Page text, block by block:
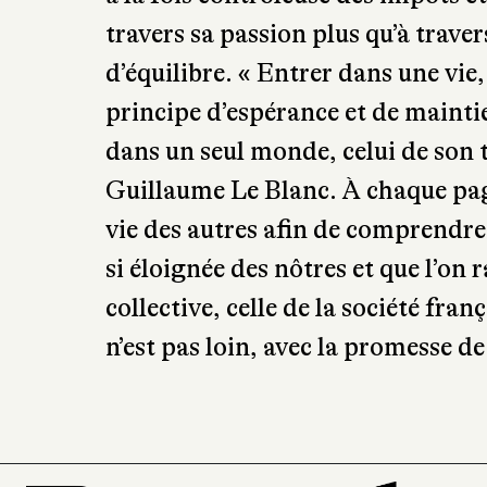
travers sa passion plus qu’à
d’équilibre. « Entrer dans une
principe d’espérance et de
dans un seul monde, celui de
Guillaume Le Blanc. À chaque
vie des autres afin de
si éloignée des nôtres et que
collective, celle de la société
n’est pas loin, avec la promesse